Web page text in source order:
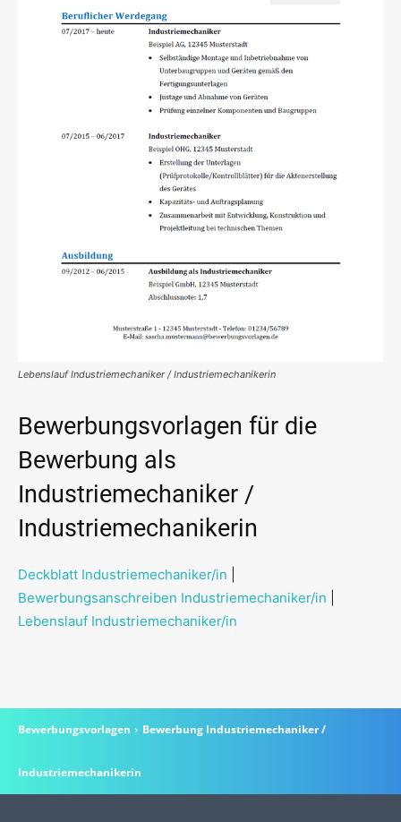
Lebenslauf Industriemechaniker / Industriemechanikerin
Bewerbungsvorlagen für die
Bewerbung als
Industriemechaniker /
Industriemechanikerin
Deckblatt Industriemechaniker/in
Bewerbungsanschreiben Industriemechaniker/in
Lebenslauf Industriemechaniker/in
Bewerbungsvorlagen Bewerbung Industriemechaniker /
Industriemechanikerin